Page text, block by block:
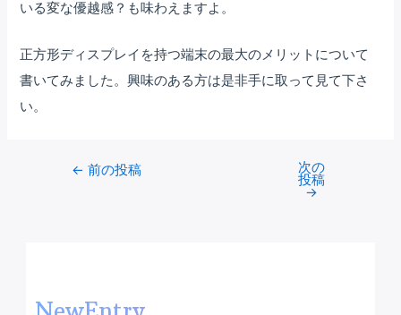
いる変な優越感？も味わえますよ。
正方形ディスプレイを持つ端末の最大のメリットについて
書いてみました。興味のある方は是非手に取って見て下さ
い。
Post← 前の投稿 次の
投稿
→